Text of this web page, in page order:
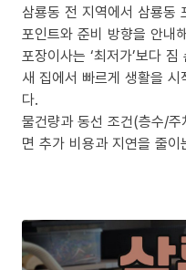
삼룡동 전 지역에서 삼룡동
포인트와 준비 방향을 안내
포장이사는 ‘최저가’보다
새 집에서 빠르게 생활을
다.
물건량과 동선 조건(층수/
면 추가 비용과 지연을 줄